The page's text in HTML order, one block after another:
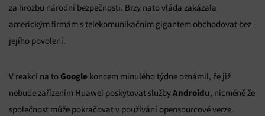
za hrozbu národní bezpečnosti. Brzy nato vláda zakázala
americkým firmám s telekomunikačním gigantem obchodovat bez
jejího povolení.
V reakci na to Google koncem minulého týdne oznámil, že již
nebude zařízením Huawei poskytovat službyAndroidu, nicméně že
společnost může pokračovat v používání opensourcové verze.